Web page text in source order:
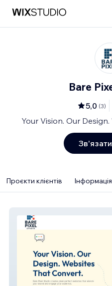
Bare
5,0 (3)
Your Vision. Our
Проєкти клієнтів Інформація